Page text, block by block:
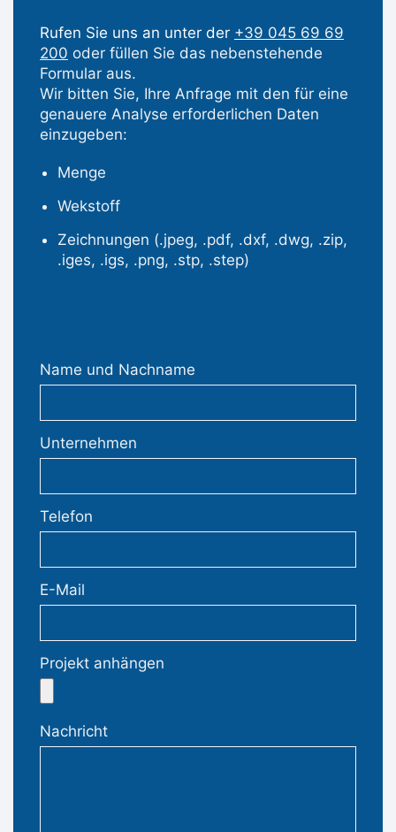
Rufen Sie uns an unter der +39 045 69 69
200 oder füllen Sie das nebenstehende
Formular aus.
Wir bitten Sie, Ihre Anfrage mit den für eine
genauere Analyse erforderlichen Daten
einzugeben:
Menge
Wekstoff
Zeichnungen (.jpeg, .pdf, .dxf, .dwg, .zip,
.iges, .igs, .png, .stp, .step)
Name und Nachname
Unternehmen
Telefon
E-Mail
Projekt anhängen
Nachricht